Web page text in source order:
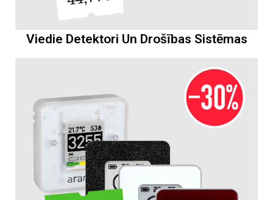
Viedie Detektori Un Drošības Sistēmas